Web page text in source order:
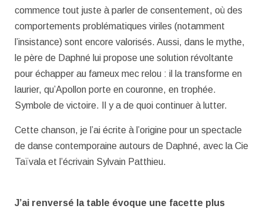
commence tout juste à parler de consentement, où des
comportements problématiques viriles (notamment
l’insistance) sont encore valorisés. Aussi, dans le mythe,
le père de Daphné lui propose une solution révoltante
pour échapper au fameux mec relou : il la transforme en
laurier, qu’Apollon porte en couronne, en trophée.
Symbole de victoire. Il y a de quoi continuer à lutter.
Cette chanson, je l’ai écrite à l’origine pour un spectacle
de danse contemporaine autours de Daphné, avec la Cie
Taïvala et l’écrivain Sylvain Patthieu.
J’ai renversé la table évoque une facette plus